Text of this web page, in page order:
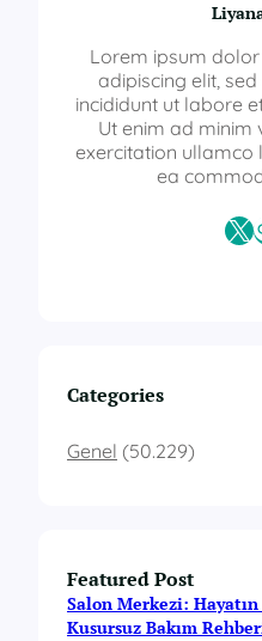
Lorem ipsum
adipiscing elit,
incididunt ut labore
Ut enim ad minim
exercitation ullamco
ea
X
Categories
Genel (50.229)
Featured Post
Salon Merkezi:
Kusursuz Bakım